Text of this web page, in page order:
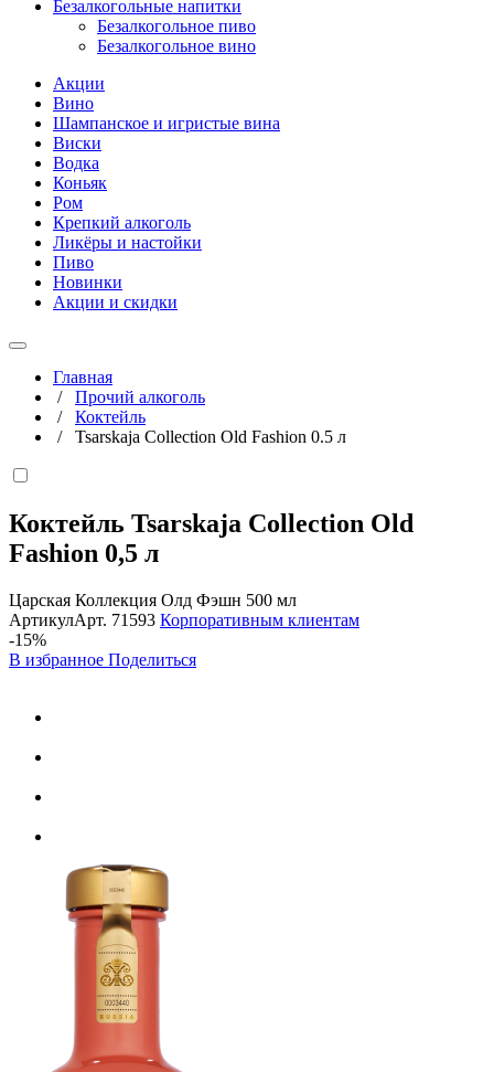
Безалкогольные напитки
Безалкогольное пиво
Безалкогольное вино
Акции
Вино
Шампанское и игристые вина
Виски
Водка
Коньяк
Ром
Крепкий алкоголь
Ликёры и настойки
Пиво
Новинки
Акции и скидки
Главная
/ Прочий алкоголь
/ Коктейль
/ Tsarskaja Collection Old Fashion 0.5 л
Коктейль Tsarskaja Collection Old
Fashion 0,5 л
Царская Коллекция Олд Фэшн 500 мл
АртикулАрт. 71593 Корпоративным клиентам
-15%
В избранное Поделиться